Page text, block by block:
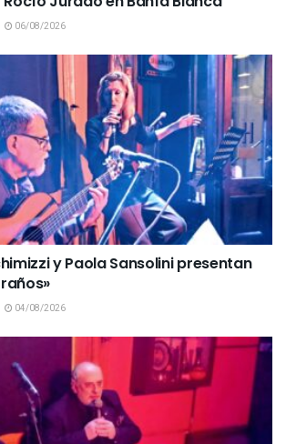
06/08/2026
y Paola Sansolini presentan
04/08/2026